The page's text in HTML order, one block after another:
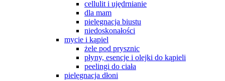
cellulit i ujędrnianie
dla mam
pielęgnacja biustu
niedoskonałości
mycie i kąpiel
żele pod prysznic
płyny, esencje i olejki do kąpieli
peelingi do ciała
pielęgnacja dłoni